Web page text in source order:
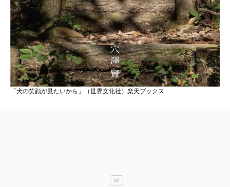
「犬の笑顔が見たいから」（世界文化社）楽天ブックス